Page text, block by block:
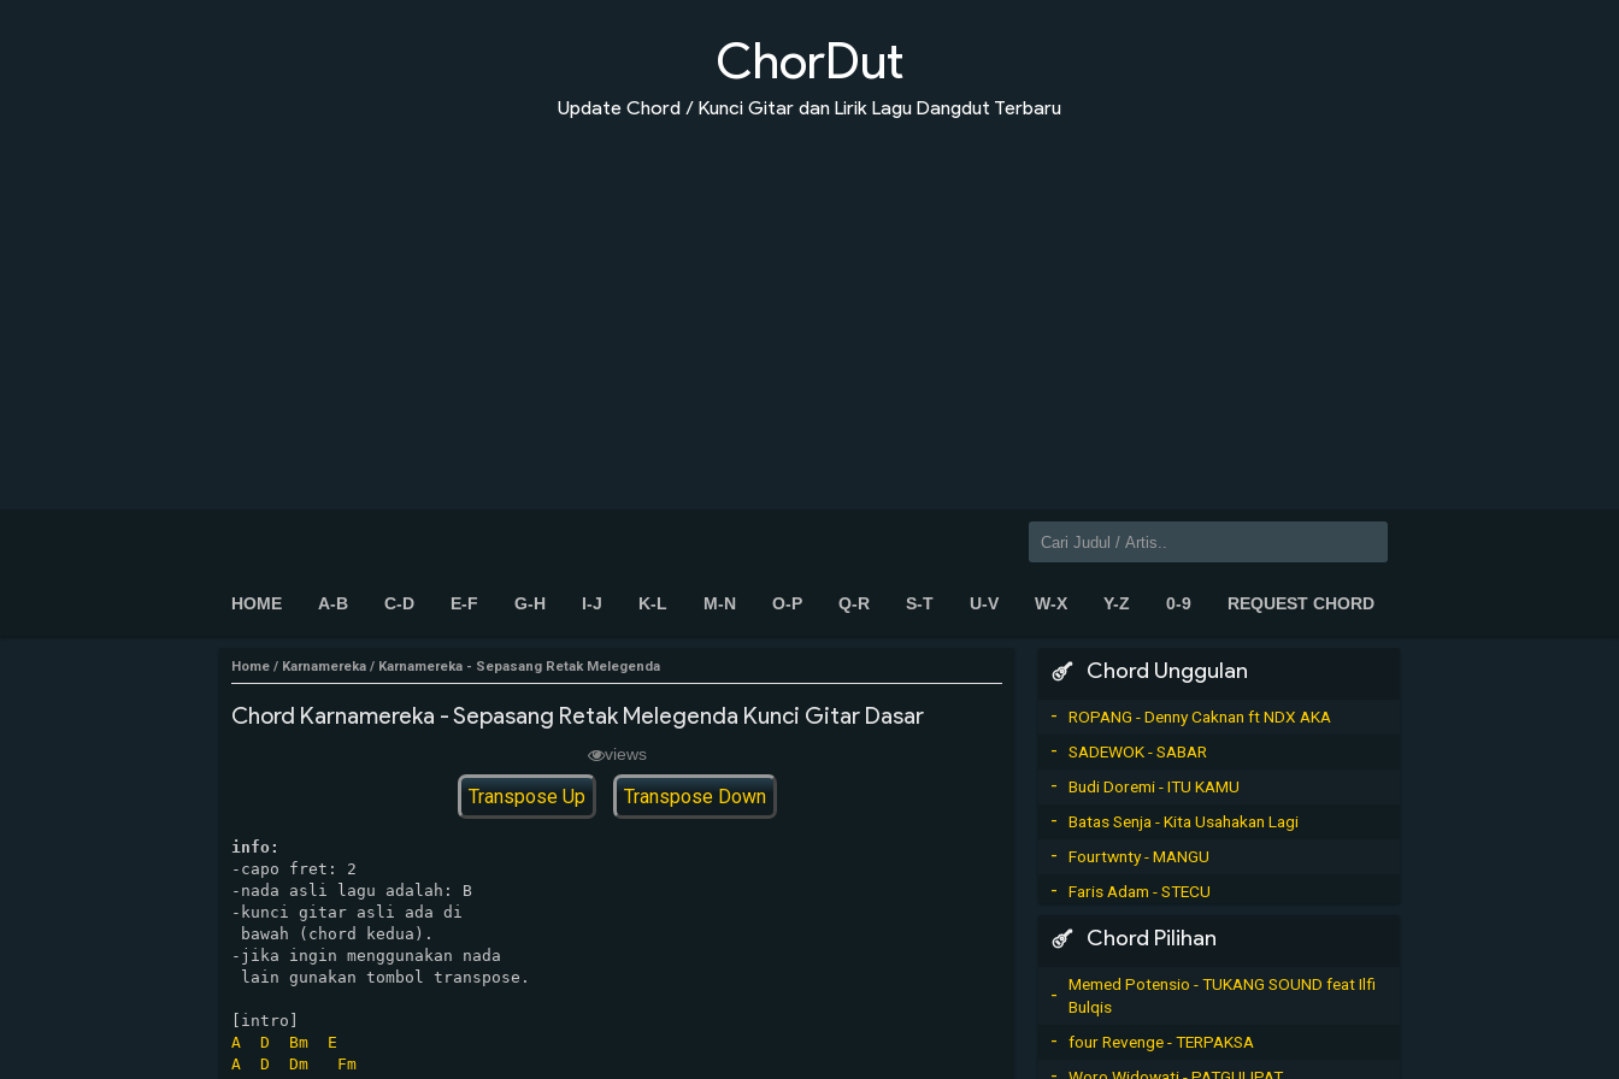
ChorDut
Update Chord / Kunci Gitar dan Lirik Lagu Dangdut Terbaru
HOME A-B C-D E-F G-H I-J K-L M-N O-P Q-R S-T U-V W-X Y-Z 0-9 REQUEST CHORD
Home / Karnamereka / Karnamereka - Sepasang Retak Melegenda
Chord Karnamereka - Sepasang Retak Melegenda Kunci Gitar Dasar
views
Transpose Up Transpose Down
info:
-capo fret: 2
-nada asli lagu adalah: B
-kunci gitar asli ada di
bawah (chord kedua).
-jika ingin menggunakan nada
lain gunakan tombol transpose.
A
D Bm
E
A
D Dm Fm
Chord Unggulan
ROPANG - Denny Caknan ft NDX AKA
SADEWOK - SABAR
Budi Doremi - ITU KAMU
Batas Senja - Kita Usahakan Lagi
Fourtwnty - MANGU
Faris Adam - STECU
Chord Pilihan
Memed Potensio - TUKANG SOUND feat Ilfi
Bulqis
four Revenge - TERPAKSA